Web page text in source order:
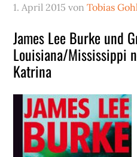
1. April 2015 vonTobias
James Lee Burke und
Louisiana/Mississippi
Katrina